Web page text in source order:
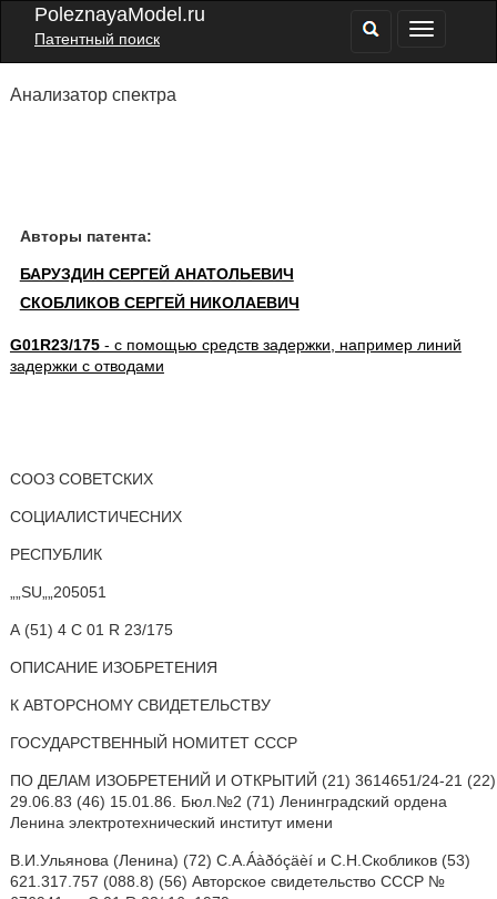
PoleznayaModel.ru
Патентный поиск
Анализатор спектра
Авторы патента:
БАРУЗДИН СЕРГЕЙ АНАТОЛЬЕВИЧ
СКОБЛИКОВ СЕРГЕЙ НИКОЛАЕВИЧ
G01R23/175- с помощью средств задержки, например линий
задержки с отводами
СООЗ СОВЕТСКИХ
СОЦИАЛИСТИЧЕСНИХ
РЕСПУБЛИК
„„SU„„205051
А (51) 4 С 01 R 23/175
ОПИСАНИЕ ИЗОБРЕТЕНИЯ
К ABTOPCHOMY СВИДЕТЕЛЬСТВУ
ГОСУДАРСТВЕННЫЙ НОМИТЕТ СССР
ПО ДЕЛАМ ИЗОБРЕТЕНИЙ И ОТКРЫТИЙ (21) 3614651/24-21 (22)
29.06.83 (46) 15.01.86. Бюл.№2 (71) Ленинградский ордена
Ленина электротехнический институт имени
В.И.Ульянова (Ленина) (72) С.A.Áàðóçäèí и С.Н.Скобликов (53)
621.317.757 (088.8) (56) Авторское свидетельство СССР №